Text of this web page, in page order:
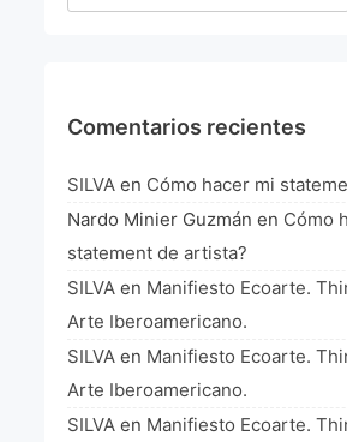
Comentarios recientes
SILVA en Cómo hacer mi
Nardo Minier Guzmán en Cómo
statement de artista?
SILVA en Manifiesto Ecoarte.
Arte Iberoamericano.
SILVA en Manifiesto Ecoarte.
Arte Iberoamericano.
SILVA en Manifiesto Ecoarte.